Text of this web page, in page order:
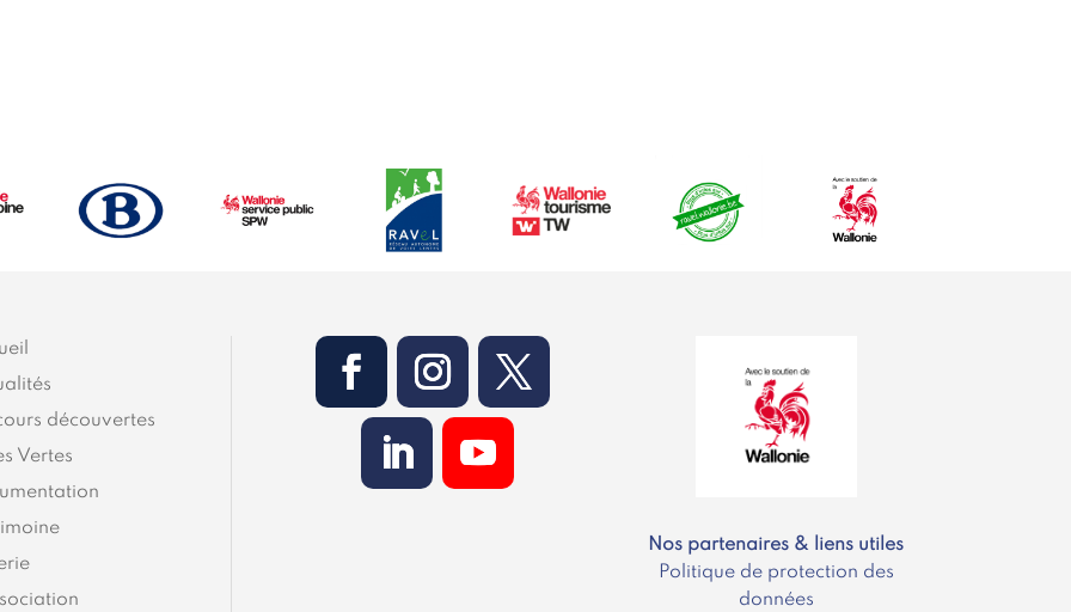
découvertes
Vertes
Nos partenaires & liens utiles
Politique de protection des
données